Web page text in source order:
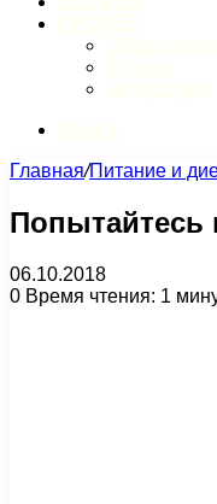
Главная/Питание и
Попытайтесь
06.10.2018
0 Время чтения: 1